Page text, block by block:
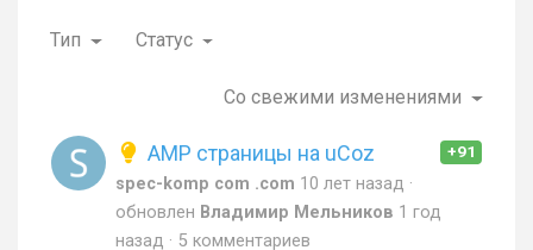
Тип Статус
Со свежими изменениями
+91
AMP страницы на uCoz
spec-komp com .com 10 лет назад
обновлен Владимир Мельников 1 год
назад
5 комментариев